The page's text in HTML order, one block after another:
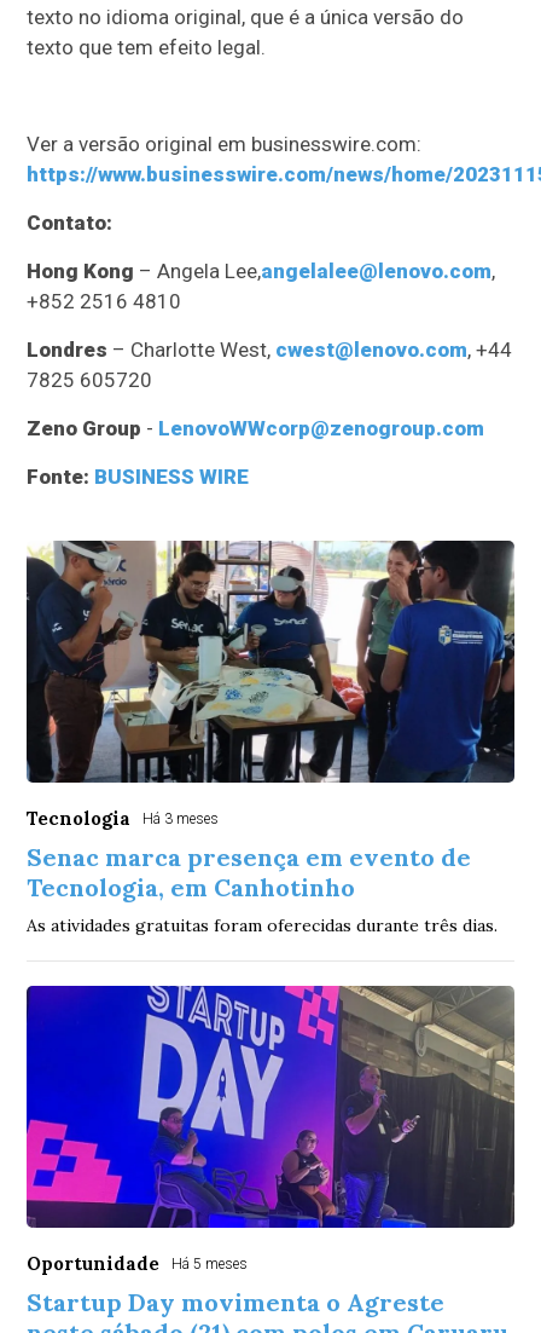
texto no idioma original, que é a única versão do
texto que tem efeito legal.
Ver a versão original em businesswire.com:
https://www.businesswire.com/news/home/
Contato:
Hong Kong – Angela Lee,angelalee@lenovo.com,
+852 2516 4810
Londres – Charlotte West, cwest@lenovo.com, +44
7825 605720
Zeno Group - LenovoWWcorp@zenogroup.com
Fonte: BUSINESS WIRE
Tecnologia Há 3 meses
Senac marca presença em evento de
Tecnologia, em Canhotinho
As atividades gratuitas foram oferecidas durante três dias.
Oportunidade Há 5 meses
Startup Day movimenta o Agreste